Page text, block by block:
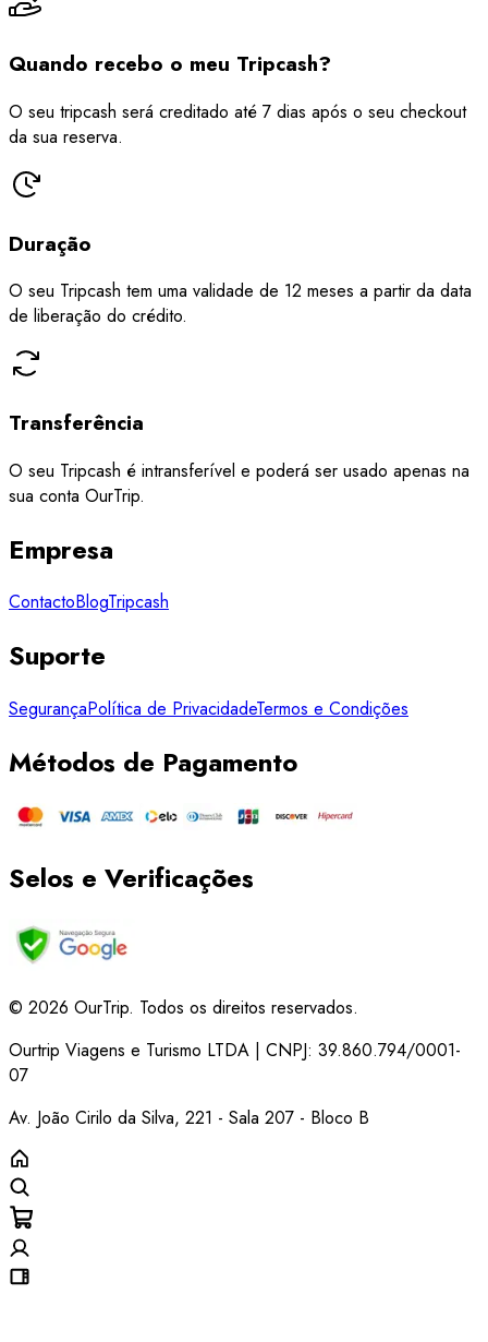
Quando recebo o meu Tripcash?
O seu tripcash será creditado até 7 dias após o seu checkout
da sua reserva.
Duração
O seu Tripcash tem uma validade de 12 meses a partir da data
de liberação do crédito.
Transferência
O seu Tripcash é intransferível e poderá ser usado apenas na
sua conta OurTrip.
Empresa
ContactoBlogTripcash
Suporte
SegurançaPolítica de PrivacidadeTermos e Condições
Métodos de Pagamento
Selos e Verificações
© 2026 OurTrip. Todos os direitos reservados.
Ourtrip Viagens e Turismo LTDA | CNPJ: 39.860.794/0001-
07
Av. João Cirilo da Silva, 221 - Sala 207 - Bloco B